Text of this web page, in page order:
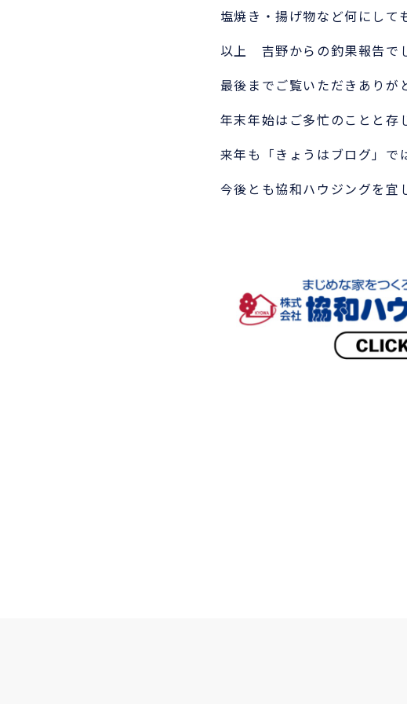
塩焼き・揚げ物など何にして
以上 吉野からの釣果報告で
最後までご覧いただきありが
年末年始はご多忙のことと存
来年も「きょうはブログ」で
今後とも協和ハウジングを宜